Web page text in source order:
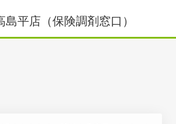
平店（保険調剤窓口）